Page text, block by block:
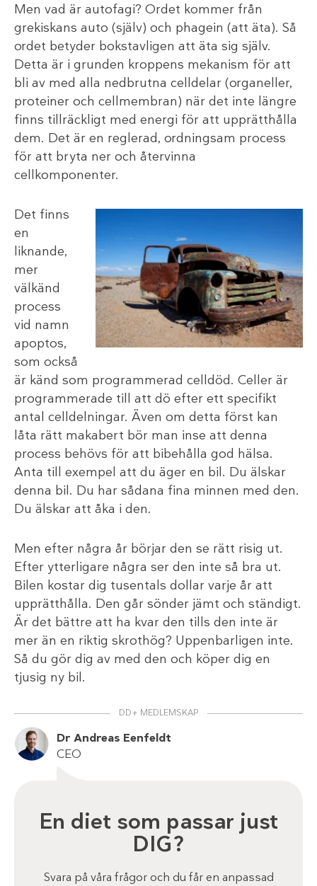
Men vad är autofagi? Ordet kommer från
grekiskans auto (själv) och phagein (att äta). Så
ordet betyder bokstavligen att äta sig själv.
Detta är i grunden kroppens mekanism för att
bli av med alla nedbrutna celldelar (organeller,
proteiner och cellmembran) när det inte längre
finns tillräckligt med energi för att upprätthålla
dem. Det är en reglerad, ordningsam process
för att bryta ner och återvinna
cellkomponenter.
Det finns
en
liknande,
mer
välkänd
process
vid namn
apoptos,
som också
är känd som programmerad celldöd. Celler är
programmerade till att dö efter ett specifikt
antal celldelningar. Även om detta först kan
låta rätt makabert bör man inse att denna
process behövs för att bibehålla god hälsa.
Anta till exempel att du äger en bil. Du älskar
denna bil. Du har sådana fina minnen med den.
Du älskar att åka i den.
Men efter några år börjar den se rätt risig ut.
Efter ytterligare några ser den inte så bra ut.
Bilen kostar dig tusentals dollar varje år att
upprätthålla. Den går sönder jämt och ständigt.
Är det bättre att ha kvar den tills den inte är
mer än en riktig skrothög? Uppenbarligen inte.
Så du gör dig av med den och köper dig en
tjusig ny bil.
DD+ MEDLEMSKAP
Dr Andreas Eenfeldt
CEO
En diet som passar just
DIG?
Svara på våra frågor och du får en anpassad